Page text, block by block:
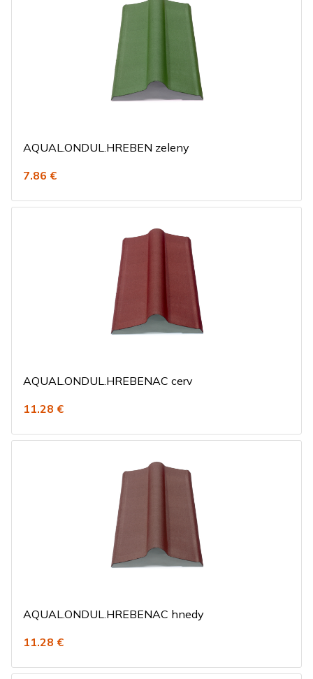
AQUAL.ONDUL.HREBEN zeleny
7.86 €
AQUAL.ONDUL.HREBENAC cerv
11.28 €
AQUAL.ONDUL.HREBENAC hnedy
11.28 €